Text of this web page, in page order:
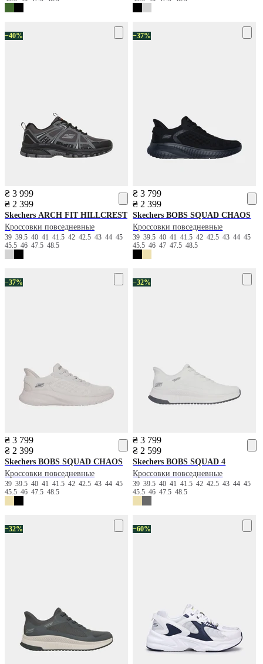
−40%
₴ 3 999
₴ 2 399
Skechers ARCH FIT HILLCREST
Кроссовки повседневные
39 39.5 40 41 41.5 42 42.5 43 44 45
45.5 46 47.5 48.5
−37%
₴ 3 799
₴ 2 399
Skechers BOBS SQUAD CHAOS
Кроссовки повседневные
3939.5404141.54242.5434445
45.5464747.548.5
−37%
₴ 3 799
₴ 2 399
Skechers BOBS SQUAD CHAOS
Кроссовки повседневные
39 39.5 40 41 41.5 42 42.5 43 44 45
45.5 46 47.5 48.5
−32%
₴ 3 799
₴ 2 599
Skechers BOBS SQUAD 4
Кроссовки повседневные
3939.5404141.54242.5434445
45.54647.548.5
−32% −60%